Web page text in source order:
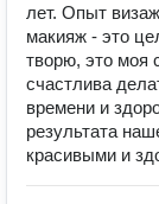
лет. Опыт
макияж - это
творю, это моя
счастлива
времени и
результата
красивыми и